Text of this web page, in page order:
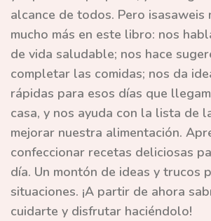
alcance de todos. Pero isasaweis
mucho más en este libro: nos
de vida saludable; nos hace
completar las comidas; nos da
rápidas para esos días que
casa, y nos ayuda con la lista de
mejorar nuestra alimentación.
confeccionar recetas deliciosas
día. Un montón de ideas y trucos
situaciones. ¡A partir de ahora
cuidarte y disfrutar haciéndolo!